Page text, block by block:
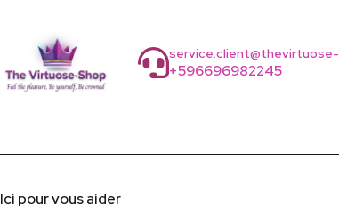
+596696982245
Ici pour vous aider